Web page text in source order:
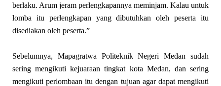
berlaku. Arum jeram perlengkapannya meminjam. Kalau untuk
lomba itu perlengkapan yang dibutuhkan oleh peserta itu
disediakan oleh peserta.”
Sebelumnya, Mapagratwa PoliteknikNegeriMedan sudah
sering mengikuti kejuaraan tingkat kota Medan, dan sering
mengikuti perlombaan itu dengan tujuan agar dapat mengikuti